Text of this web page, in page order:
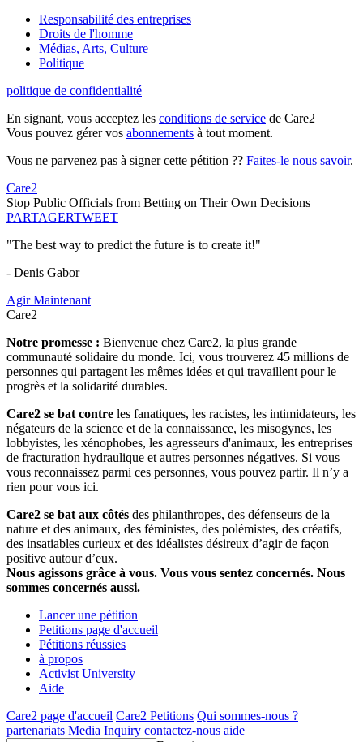
Responsabilité des entreprises
Droits de l'homme
Médias, Arts, Culture
Politique
politique de confidentialité
En signant, vous acceptez les conditions de service de Care2
Vous pouvez gérer vos abonnements à tout moment.
Vous ne parvenez pas à signer cette pétition ?? Faites-le nous savoir.
Care2
Stop Public Officials from Betting on Their Own Decisions
PARTAGERTWEET
"The best way to predict the future is to create it!"
- Denis Gabor
Agir Maintenant
Care2
Notre promesse : Bienvenue chez Care2, la plus grande
communauté solidaire du monde. Ici, vous trouverez 45 millions de
personnes qui partagent les mêmes idées et qui travaillent pour le
progrès et la solidarité durables.
Care2 se bat contre les fanatiques, les racistes, les intimidateurs, les
négateurs de la science et de la connaissance, les misogynes, les
lobbyistes, les xénophobes, les agresseurs d'animaux, les entreprises
de fracturation hydraulique et autres personnes négatives. Si vous
vous reconnaissez parmi ces personnes, vous pouvez partir. Il n’y a
rien pour vous ici.
Care2 se bat aux côtés des philanthropes, des défenseurs de la
nature et des animaux, des féministes, des polémistes, des créatifs,
des insatiables curieux et des idéalistes désireux d’agir de façon
positive autour d’eux.
Nous agissons grâce à vous. Vous vous sentez concernés. Nous
sommes concernés aussi.
Lancer une pétition
Petitions page d'accueil
Pétitions réussies
à propos
Activist University
Aide
Care2 page d'accueil Care2 Petitions Qui sommes-nous ?
partenariats Media Inquiry contactez-nous aide